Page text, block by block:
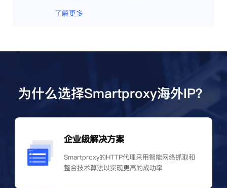
了解更多
为什么选择Smartproxy海外IP？
企业级解决方案
Smartproxy的HTTP代理采用智能网络抓取和
整合技术算法以实现更高的成功率